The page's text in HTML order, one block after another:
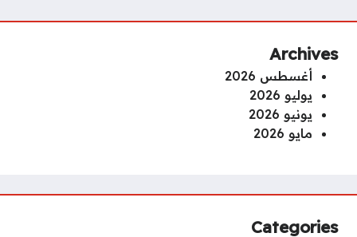
Archives
أغسطس 2026
يوليو 2026
يونيو 2026
مايو 2026
Categories